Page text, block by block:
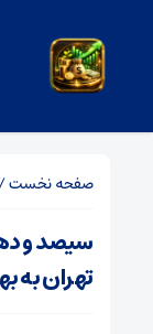
صفحه نخست/
سیصد و
تهران به